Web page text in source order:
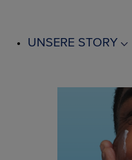
UNSERE STORY